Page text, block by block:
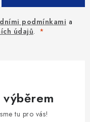
podmínkami a
údajů.
výběrem
tu pro vás!